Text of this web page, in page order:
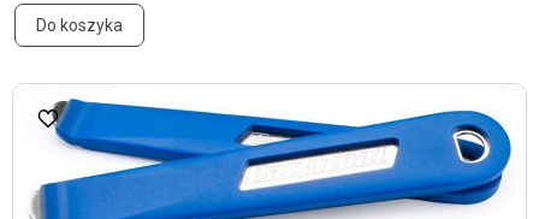
Do koszyka